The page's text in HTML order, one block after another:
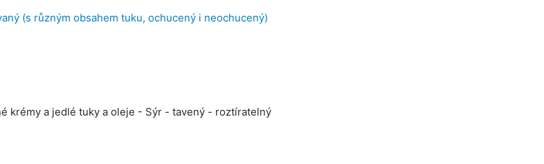
(s různým obsahem tuku, ochucený i neochucený)
krémy a jedlé tuky a oleje - Sýr - tavený - roztíratelný